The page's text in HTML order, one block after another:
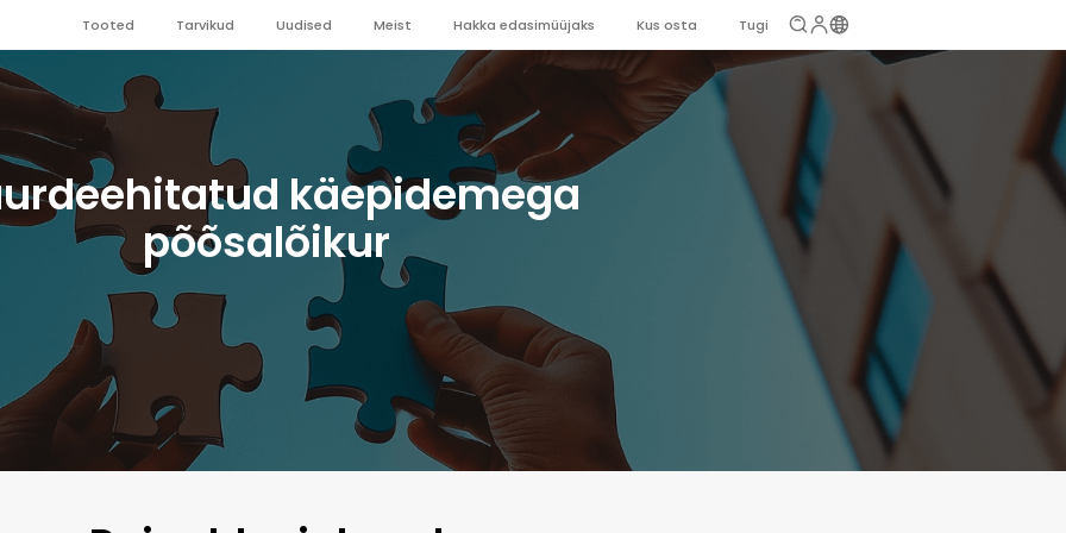
Tooted Tarvikud Uudised Meist Hakka edasimüüjaks Kus osta Tugi
käepidemega
põõsalõikur